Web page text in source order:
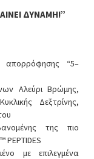
ΔΥΝΑΜΗ!”
απορρόφησης “5–
Αλεύρι Βρώμης,
Δεξτρίνης,
της πιο
PEPTIDES
με επιλεγμένα